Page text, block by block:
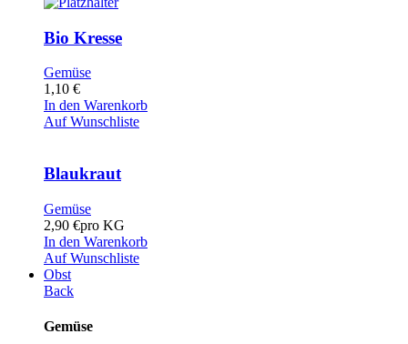
Bio Kresse
Gemüse
1,10 €
In den Warenkorb
Auf Wunschliste
Blaukraut
Gemüse
2,90 €pro KG
In den Warenkorb
Auf Wunschliste
Obst
Back
Gemüse